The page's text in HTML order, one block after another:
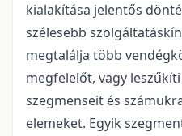
kialakítása jelentős
szélesebb
megtalálja több
megfelelőt, vagy
szegmenseit és
elemeket. Egyik